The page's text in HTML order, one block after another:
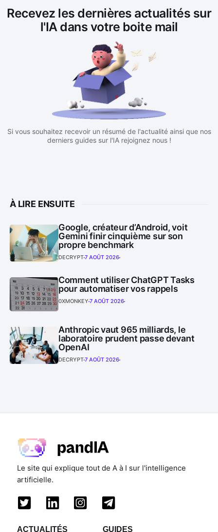
Recevez les dernières actualités sur
l'IA dans votre boite mail
Si vous souhaitez recevoir un résumé de l'actualité ainsi que nos
derniers guides sur l'IA rejoignez nous !
À LIRE ENSUITE
Google, créateur d’Android, voit
Gemini finir cinquième sur son
propre benchmark
DECRYPT7 AOÛT 2026
Comment utiliser ChatGPT Tasks
pour automatiser vos rappels
0XMONKEY 7 AOÛT 2026
Anthropic vaut 965 milliards, le
laboratoire prudent passe devant
OpenAI
DECRYPT7 AOÛT 2026
Le site qui explique tout de A à I sur l'intelligence
artificielle.
ACTUALITÉS GUIDES